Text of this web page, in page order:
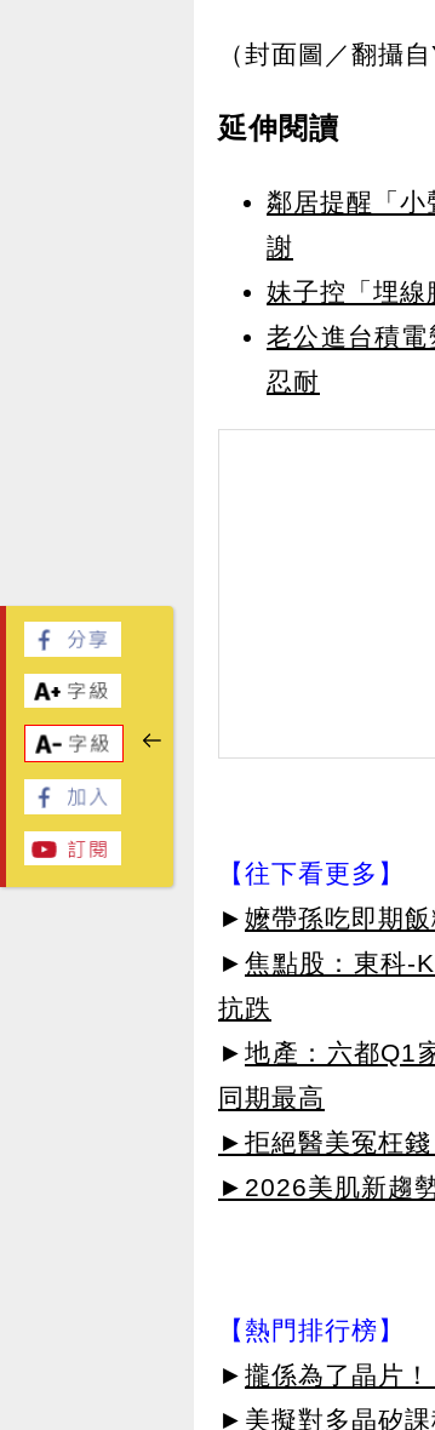
（封面圖／翻攝
延伸閱讀
鄰居提醒「
謝
妹子控「埋
老公進台積
忍耐
【往下看更多】
► 嬤帶孫吃即期
► 焦點股：東科-
抗跌
► 地產：六都Q1
同期最高
►拒絕醫美冤枉
►2026美肌新趨
【熱門排行榜】
► 攏係為了晶片
► 美擬對多晶矽